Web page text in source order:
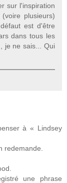
sur l'inspiration
plusieurs)
est d'être
dans tous les
je ne sais... Qui
à « Lindsey
redemande.
une phrase